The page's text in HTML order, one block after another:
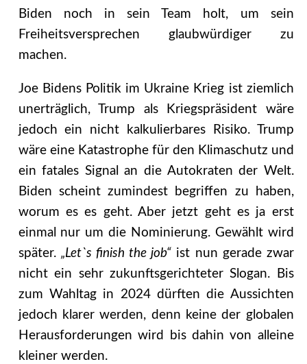
Biden noch in sein Team holt, um sein
Freiheitsversprechen glaubwürdiger zu
machen.
Joe Bidens Politik im Ukraine Krieg ist ziemlich
unerträglich, Trump als Kriegspräsident wäre
jedoch ein nicht kalkulierbares Risiko. Trump
wäre eine Katastrophe für den Klimaschutz und
ein fatales Signal an die Autokraten der Welt.
Biden scheint zumindest begriffen zu haben,
worum es es geht. Aber jetzt geht es ja erst
einmal nur um die Nominierung. Gewählt wird
später. „Let`s finish the job“ ist nun gerade zwar
nicht ein sehr zukunftsgerichteter Slogan. Bis
zum Wahltag in 2024 dürften die Aussichten
jedoch klarer werden, denn keine der globalen
Herausforderungen wird bis dahin von alleine
kleiner werden.